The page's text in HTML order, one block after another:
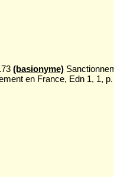
(basionyme)
en France, Edn 1, 1, p.